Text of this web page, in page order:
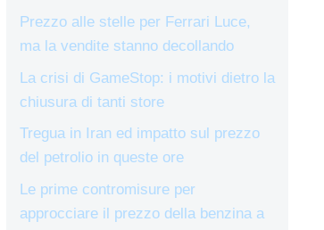
Prezzo alle stelle per Ferrari Luce,
ma la vendite stanno decollando
La crisi di GameStop: i motivi dietro la
chiusura di tanti store
Tregua in Iran ed impatto sul prezzo
del petrolio in queste ore
Le prime contromisure per
approcciare il prezzo della benzina a